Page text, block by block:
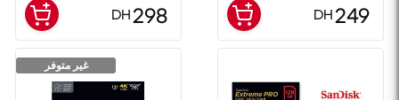
249
DH
298
DH
غير متوفر